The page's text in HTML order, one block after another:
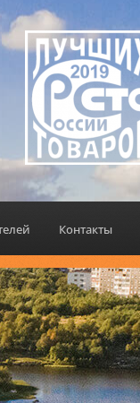
Контакты